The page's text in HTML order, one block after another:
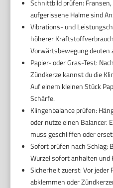
Schnittbild prüfen:
aufgerissene Halme sind
Vibrations- und
höherer
Vorwärtsbewegung deuten
Papier- oder Gras-Test:
Zündkerze kannst du die
Auf einem kleinen Stück
Schärfe.
Klingenbalance prüfen:
oder nutze einen Balancer.
muss geschliffen oder
Sofort prüfen nach Schlag:
Wurzel sofort anhalten und
Sicherheit zuerst: Vor jeder
abklemmen oder